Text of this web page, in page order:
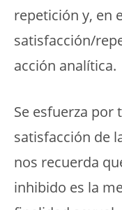
repetición y, en
satisfacción/
acción analítica.
Se esfuerza
satisfacción de
nos recuerda
inhibido es la